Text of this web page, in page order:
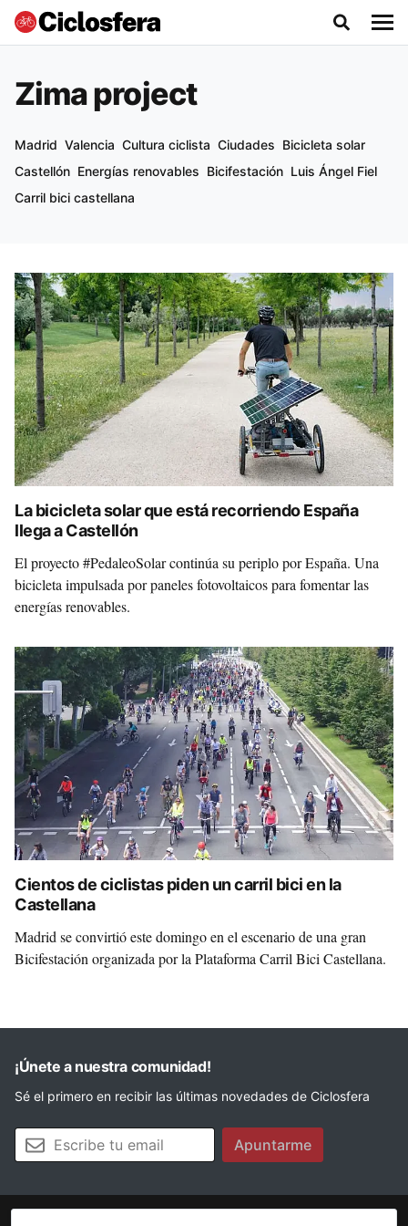
Zima project
Madrid Valencia Cultura ciclista Ciudades Bicicleta solar
Castellón Energías renovables Bicifestación Luis Ángel Fiel
Carril bici castellana
La bicicleta solar que está recorriendo España
llega a Castellón
El proyecto #PedaleoSolar continúa su periplo por España. Una
bicicleta impulsada por paneles fotovoltaicos para fomentar las
energías renovables.
Cientos de ciclistas piden un carril bici en la
Castellana
Madrid se convirtió este domingo en el escenario de una gran
Bicifestación organizada por la Plataforma Carril Bici Castellana.
¡Únete a nuestra comunidad!
Sé el primero en recibir las últimas novedades de Ciclosfera
Tu email Apuntarme